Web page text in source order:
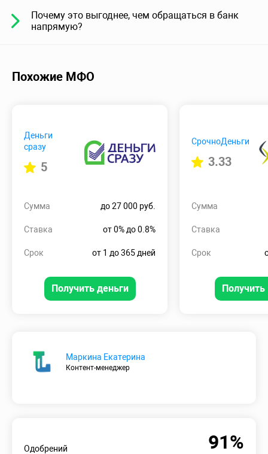
Почему это выгоднее, чем обращаться в банк
напрямую?
Похожие МФО
Деньги
сразу
5
Сумма до 27 000 руб.
Ставка от 0% до 0.8%
Срок от 1 до 365 дней
Получить деньги
СрочноДеньги
3.33
Сумма
Ставка
Срок
Получить
Маркина Екатерина
Контент-менеджер
Одобрений 91%